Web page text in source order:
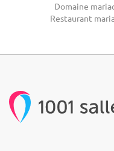
Domaine
Restaurant